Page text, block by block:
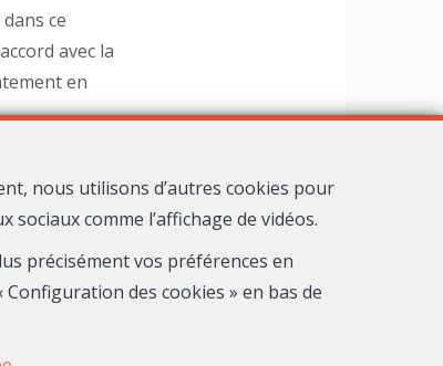
ce
avec la
en
nous utilisons d’autres cookies pour
comme l’affichage de vidéos.
précisément vos préférences en
des cookies » en bas de